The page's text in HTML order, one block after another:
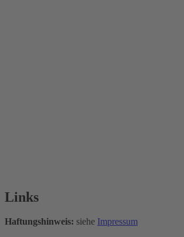
Links
Haftungshinweis: siehe Impressum